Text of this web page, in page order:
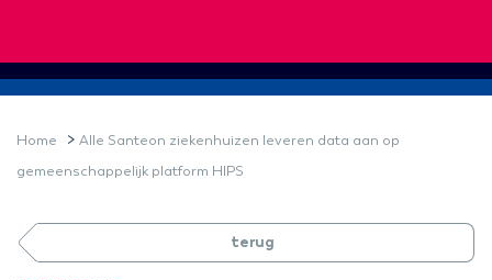
Home > Alle Santeon ziekenhuizen leveren data aan op
gemeenschappelijk platform HIPS
terug